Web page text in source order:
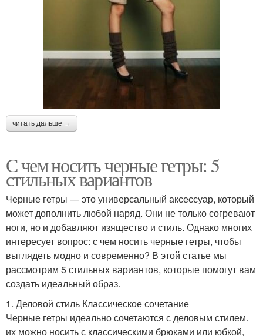
читать дальше →
С чем носить черные гетры: 5
стильных вариантов
Черные гетры — это универсальный аксессуар, который
может дополнить любой наряд. Они не только согревают
ноги, но и добавляют изящество и стиль. Однако многих
интересует вопрос: с чем носить черные гетры, чтобы
выглядеть модно и современно? В этой статье мы
рассмотрим 5 стильных вариантов, которые помогут вам
создать идеальный образ.
1. Деловой стиль Классическое сочетание
Черные гетры идеально сочетаются с деловым стилем.
их можно носить с классическими брюками или юбкой,